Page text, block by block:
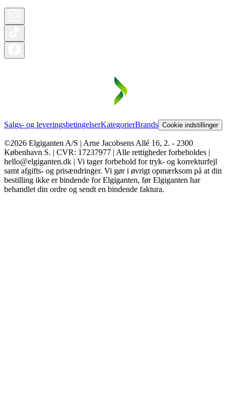
Salgs- og leveringsbetingelserKategorierBrands Cookie indstillinger
©2026 Elgiganten A/S | Arne Jacobsens Allé 16, 2. - 2300
København S. | CVR: 17237977 | Alle rettigheder forbeholdes |
hello@elgiganten.dk | Vi tager forbehold for tryk- og korrekturfejl
samt afgifts- og prisændringer. Vi gør i øvrigt opmærksom på at din
bestilling ikke er bindende for Elgiganten, før Elgiganten har
behandlet din ordre og sendt en bindende faktura.